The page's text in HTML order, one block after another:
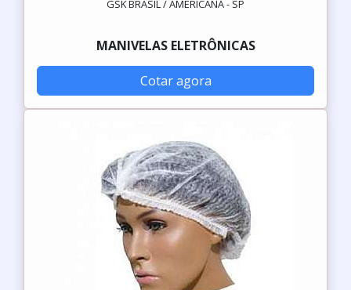
GSK BRASIL / AMERICANA - SP
MANIVELAS ELETRÔNICAS
Cotar agora